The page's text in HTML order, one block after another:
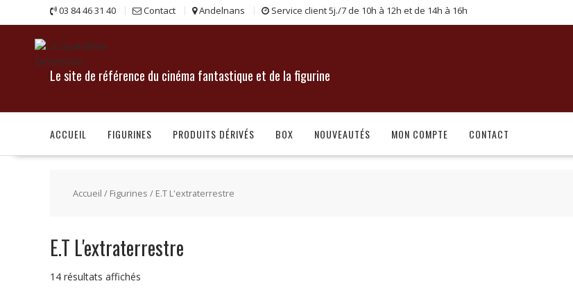
to
03 84 46 31 40 Contact Andelnans Service client 5j./7 de 10h à 12h et de 14h à 16h
Le site de référence du cinéma fantastique et de la figurine
ACCUEIL FIGURINES PRODUITS DÉRIVÉS BOX NOUVEAUTÉS MON COMPTE CONTACT
Accueil / Figurines / E.T L'extraterrestre
E.T L'extraterrestre
14 résultats affichés